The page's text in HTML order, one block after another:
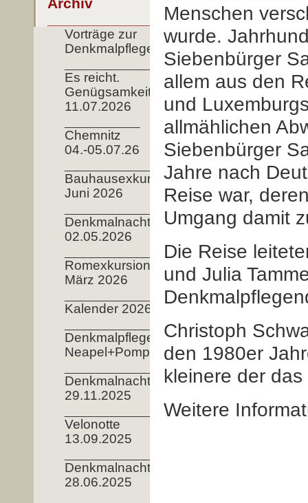
___________________
Vorträge zur
Denkmalpflege
Es reicht.
Genügsamkeit!
11.07.2026
Chemnitz
04.-05.07.26
_______________
Bauhausexkursion
Juni 2026
Denkmalnacht
02.05.2026
__________________
Romexkursion
März 2026
Kalender 2026
___________________
Denkmalpflege
Neapel+Pompeji
__________________
Denkmalnacht
29.11.2025
__________________
Velonotte
13.09.2025
Denkmalnacht
28.06.2025
Menschen
wurde.
Siebenbürger
allem aus den
und
allmählichen
Siebenbürger
Jahre nach
Reise war,
Umgang damit
Die Reise
und Julia
Christoph
den 1980er
kleinere der
Weitere